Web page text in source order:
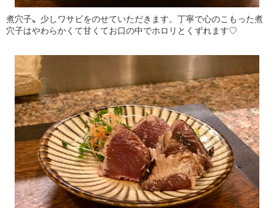
煮穴子〟少しワサビをのせていただきます。丁寧で心のこもった煮
穴子はやわらかくて甘くてお口の中でホロリとくずれます♡